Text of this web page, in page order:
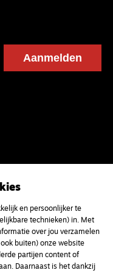
en persoonlijker te
technieken) in. Met
over jou verzamelen
buiten) onze website
partijen content of
Daarnaast is het dankzij